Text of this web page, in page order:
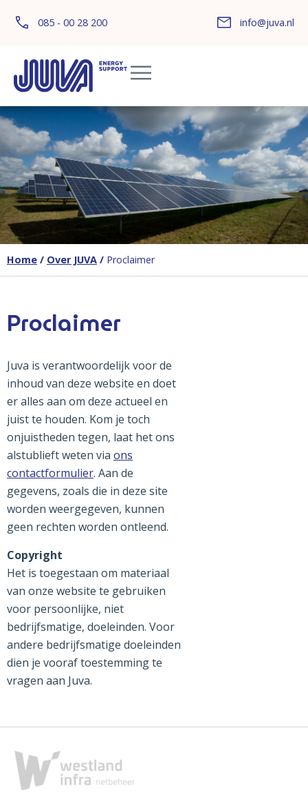
085 - 00 28 200 info@juva.nl
Home / Over JUVA / Proclaimer
Proclaimer
Juva is verantwoordelijk voor de
inhoud van deze website en doet
er alles aan om deze actueel en
juist te houden. Kom je toch
onjuistheden tegen, laat het ons
alstublieft weten via ons
contactformulier. Aan de
gegevens, zoals die in deze site
worden weergegeven, kunnen
geen rechten worden ontleend.
Copyright
Het is toegestaan om materiaal
van onze website te gebruiken
voor persoonlijke, niet
bedrijfsmatige, doeleinden. Voor
andere bedrijfsmatige doeleinden
dien je vooraf toestemming te
vragen aan Juva.